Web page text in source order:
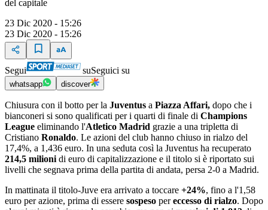
del capitale
23 Dic 2020 - 15:26
23 Dic 2020 - 15:26
Segui suSeguici su
whatsapp discover
Chiusura con il botto per la Juventus a Piazza Affari, dopo che i
bianconeri si sono qualificati per i quarti di finale di Champions
League eliminando l'Atletico Madrid grazie a una tripletta di
Cristiano Ronaldo. Le azioni del club hanno chiuso in rialzo del
17,4%, a 1,436 euro. In una seduta così la Juventus ha recuperato
214,5 milioni di euro di capitalizzazione e il titolo si è riportato sui
livelli che segnava prima della partita di andata, persa 2-0 a Madrid.
In mattinata il titolo-Juve era arrivato a toccare +24%, fino a l'1,58
euro per azione, prima di essere sospeso pereccesso di rialzo. Dopo